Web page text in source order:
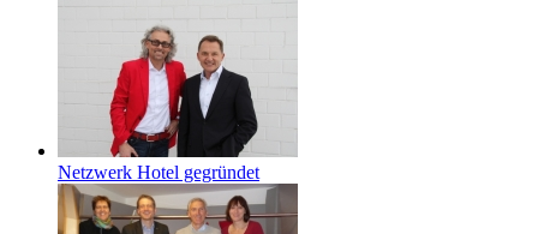
Netzwerk Hotel gegründet